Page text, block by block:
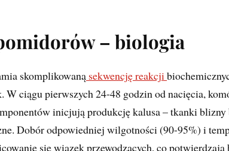
– biologia
skomplikowaną sekwencję reakcji
W ciągu pierwszych 24-48 godzin od nacięcia,
inicjują produkcję kalusa – tkanki blizny
Dobór odpowiedniej wilgotności (90-95%) i
się wiązek przewodzących, co potwierdzają